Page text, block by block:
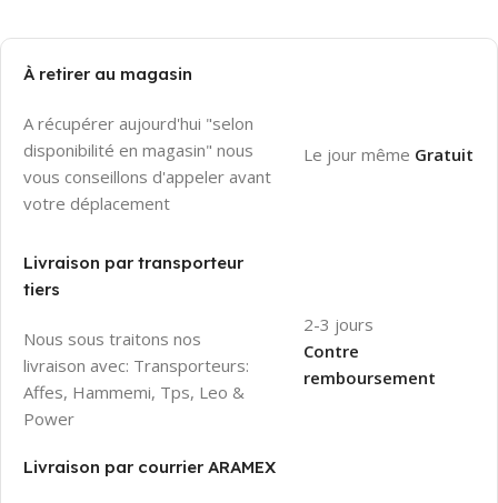
À retirer au magasin
A récupérer aujourd'hui "selon
disponibilité en magasin" nous
vous conseillons d'appeler avant
votre déplacement
Le jour même Gratuit
Livraison par transporteur
tiers
Nous sous traitons nos
livraison avec: Transporteurs:
Affes, Hammemi, Tps, Leo &
Power
2-3 jours
Contre
remboursement
Livraison par courrier ARAMEX